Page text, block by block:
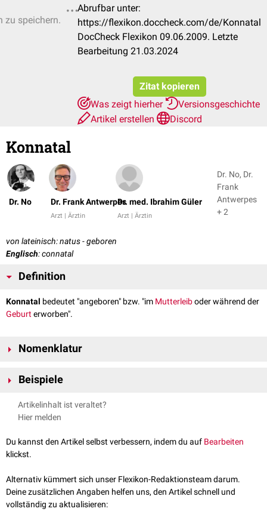
zu speichern.
Abrufbar unter:
https://flexikon.doccheck.com/de/Konnatal
DocCheck Flexikon 09.06.2009. Letzte
Bearbeitung 21.03.2024
Zitat kopieren
Was zeigt hierher
Versionsgeschichte
Artikel erstellen
Discord
Konnatal
Dr. No Dr. Frank Antwerpes
Arzt | Ärztin
Dr. med. Ibrahim Güler
Arzt | Ärztin
Dr. No, Dr.
Frank
Antwerpes
+ 2
von lateinisch: natus - geboren
Englisch: connatal
Definition
Konnatal bedeutet "angeboren" bzw. "im Mutterleiboder während der
Geburterworben".
Nomenklatur
Alltagssprache weitgehend synonym eingesetzt. "Konnatal" verwendet
Mutterleib entstehen, während als "kongenital" auch
Erkrankungen des Neugeborenen bezeichnet werden.
Beispiele
Konnatale Zytomegalievirus-Infektion
Konnatale Listeriose
Artikelinhalt ist veraltet?
Hier melden
Du kannst den Artikel selbst verbessern, indem du auf Bearbeiten
klickst.
Alternativ kümmert sich unser Flexikon-Redaktionsteam darum.
Deine zusätzlichen Angaben helfen uns, den Artikel schnell und
vollständig zu aktualisieren: